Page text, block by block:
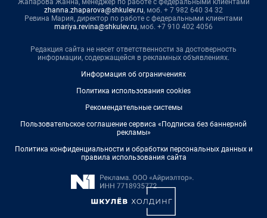
Жапарова Жанна, менеджер по работе с федеральными клиентами
zhanna.zhaparova@shkulev.ru, моб. + 7 982 640 34 32
Ревина Мария, директор по работе с федеральными клиентами
mariya.revina@shkulev.ru, моб. +7 910 402 4056
Редакция сайта не несет ответственности за достоверность
информации, содержащейся в рекламных объявлениях.
Информация об ограничениях
Политика использования cookies
Рекомендательные системы
Пользовательское соглашение сервиса «Подписка без баннерной
рекламы»
Политика конфиденциальности и обработки персональных данных и
правила использования сайта